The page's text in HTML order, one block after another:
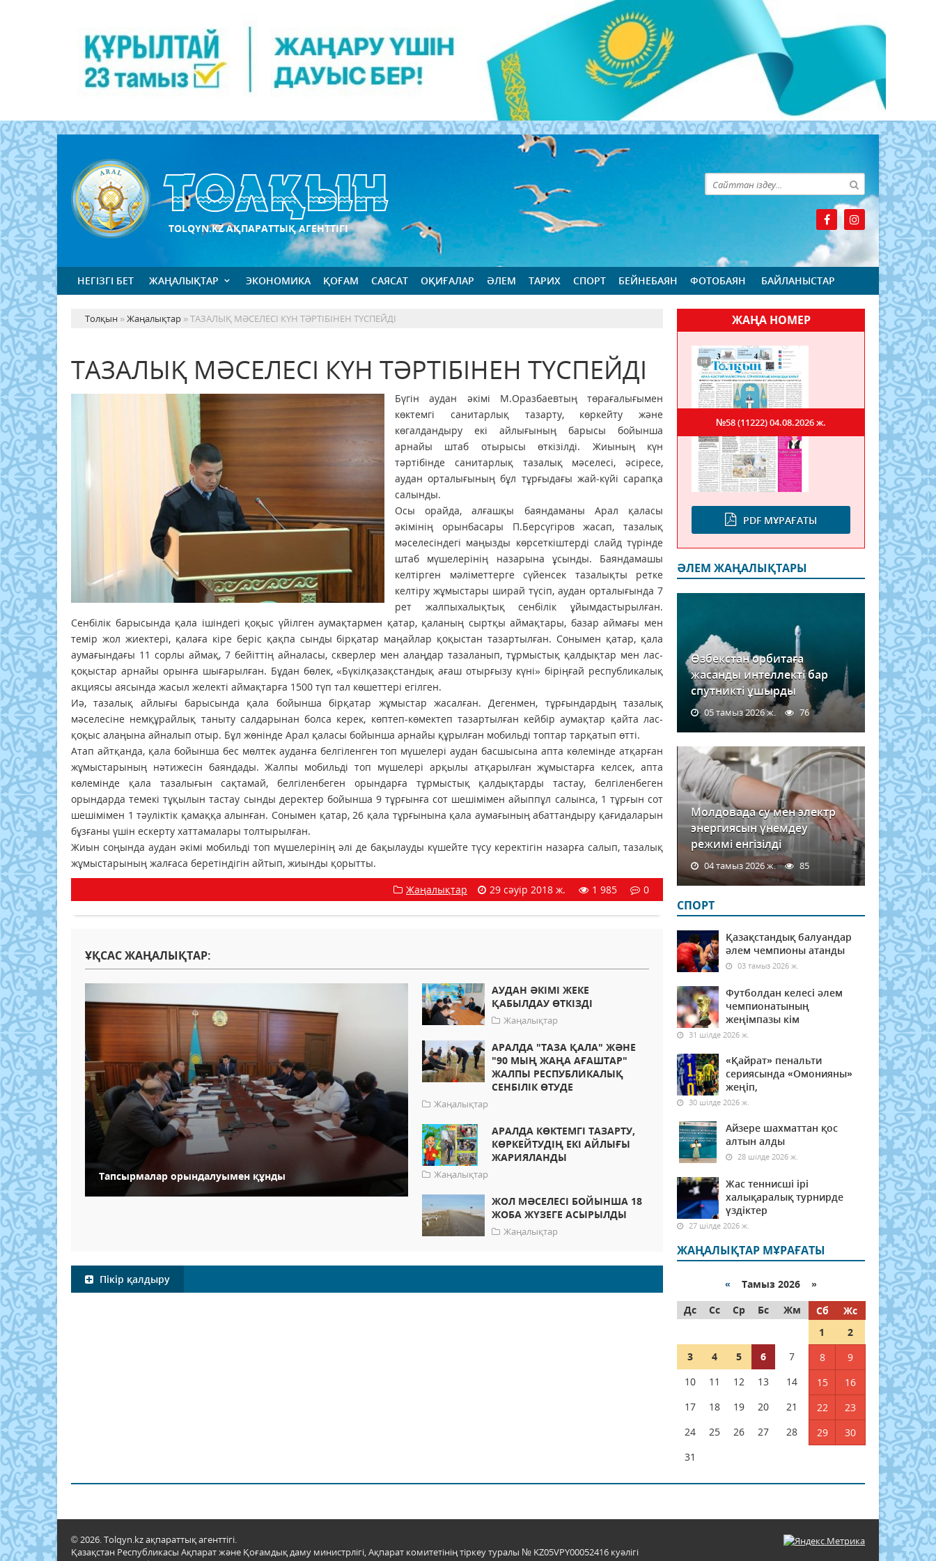
TOLQYN.KZ АҚПАРАТТЫҚ АГЕНТТІГІ
НЕГІЗГІ БЕТ ЖАҢАЛЫҚТАР ЭКОНОМИКА ҚОҒАМ САЯСАТ ОҚИҒАЛАР ӘЛЕМ ТАРИХ СПОРТ БЕЙНЕБАЯН ФОТОБАЯН БАЙЛАНЫСТАР
Толқын »Жаңалықтар » ТАЗАЛЫҚ МӘСЕЛЕСІ КҮН ТӘРТІБІНЕН ТҮСПЕЙДІ
ТАЗАЛЫҚ МӘСЕЛЕСІ КҮН ТӘРТІБІНЕН ТҮСПЕЙДІ
Бүгін аудан әкімі М.Оразбаевтың төрағалығымен
көктемгі санитарлық тазарту, көркейту және
көгалдандыру екі айлығының барысы бойынша
арнайы штаб отырысы өткізілді. Жиының күн
тәртібінде санитарлық тазалық мәселесі, әсіресе,
аудан орталығының бұл тұрғыдағы жай-күйі сарапқа
салынды.
Осы орайда, алғашқы баяндаманы Арал қаласы
әкімінің орынбасары П.Берсүгіров жасап, тазалық
мәселесіндегі маңызды көрсеткіштерді слайд түрінде
штаб мүшелерінің назарына ұсынды. Баяндамашы
келтірген мәліметтерге сүйенсек тазалықты ретке
келтіру жұмыстары ширай түсіп, аудан орталығында 7
рет жалпыхалықтық сенбілік ұйымдастырылған.
Сенбілік барысында қала ішіндегі қоқыс үйілген аумақтармен қатар, қаланың сыртқы аймақтары, базар аймағы мен
темір жол жиектері, қалаға кіре беріс қақпа сынды бірқатар маңайлар қоқыстан тазартылған. Сонымен қатар, қала
аумағындағы 11 сорлы аймақ, 7 бейіттің айналасы, скверлер мен алаңдар тазаланып, тұрмыстық қалдықтар мен лас-
қоқыстар арнайы орынға шығарылған. Бұдан бөлек, «Бүкілқазақстандық ағаш отырғызу күні» біріңғай республикалық
акциясы аясында жасыл желекті аймақтарға 1500 түп тал көшеттері егілген.
Иә, тазалық айлығы барысында қала бойынша бірқатар жұмыстар жасалған. Дегенмен, тұрғындардың тазалық
мәселесіне немқұрайлық таныту салдарынан болса керек, көптеп-көмектеп тазартылған кейбір аумақтар қайта лас-
қоқыс алаңына айналып отыр. Бұл жөнінде Арал қаласы бойынша арнайы құрылған мобильді топтар тарқатып өтті.
Атап айтқанда, қала бойынша бес мөлтек ауданға белгіленген топ мүшелері аудан басшысына апта көлемінде атқарған
жұмыстарының нәтижесін баяндады. Жалпы мобильді топ мүшелері арқылы атқарылған жұмыстарға келсек, апта
көлемінде қала тазалығын сақтамай, белгіленбеген орындарға тұрмыстық қалдықтарды тастау, белгіленбеген
орындарда темекі тұқылын тастау сынды деректер бойынша 9 тұрғынға сот шешімімен айыппұл салынса, 1 тұрғын сот
шешімімен 1 тәуліктік қамаққа алынған. Сонымен қатар, 26 қала тұрғынына қала аумағының абаттандыру қағидаларын
бұзғаны үшін ескерту хаттамалары толтырылған.
Жиын соңында аудан әкімі мобильді топ мүшелерінің әлі де бақылауды күшейте түсу керектігін назарға салып, тазалық
жұмыстарының жалғаса беретіндігін айтып, жиынды қорытты.
Жаңалықтар
29 сәуір 2018 ж. 1 985 0
ҰҚСАС ЖАҢАЛЫҚТАР:
Тапсырмалар орындалуымен құнды
АУДАН ӘКІМІ ЖЕКЕ
ҚАБЫЛДАУ ӨТКІЗДІ
Жаңалықтар
АРАЛДА "ТАЗА ҚАЛА" ЖӘНЕ
"90 МЫҢ ЖАҢА АҒАШТАР"
ЖАЛПЫ РЕСПУБЛИКАЛЫҚ
СЕНБІЛІК ӨТУДЕ
Жаңалықтар
АРАЛДА КӨКТЕМГІ ТАЗАРТУ,
КӨРКЕЙТУДІҢ ЕКІ АЙЛЫҒЫ
ЖАРИЯЛАНДЫ
Жаңалықтар
ЖОЛ МӘСЕЛЕСІ БОЙЫНША 18
ЖОБА ЖҮЗЕГЕ АСЫРЫЛДЫ
Жаңалықтар
Пікір қалдыру
ЖАҢА НОМЕР
PDF МҰРАҒАТЫ
№58 (11222)04.08.2026 ж.
ӘЛЕМ ЖАҢАЛЫҚТАРЫ
Өзбекстан орбитаға
жасанды интеллекті бар
спутникті ұшырды
05 тамыз 2026 ж. 76
Молдовада су мен электр
энергиясын үнемдеу
режимі енгізілді
04 тамыз 2026 ж. 85
СПОРТ
Қазақстандық балуандар
әлем чемпионы атанды
03 тамыз 2026 ж.
Футболдан келесі әлем
чемпионатының
жеңімпазы кім
31 шілде 2026 ж.
«Қайрат» пенальти
сериясында «Омонияны»
жеңіп,
30 шілде 2026 ж.
Айзере шахматтан қос
алтын алды
28 шілде 2026 ж.
Жас теннисші ірі
халықаралық турнирде
үздіктер
27 шілде 2026 ж.
ЖАҢАЛЫҚТАР МҰРАҒАТЫ
« Тамыз 2026 »
Дс
Сс Ср Бс Жм Сб
Жс
1
2
3
4 5 6 7 8
9
10
11 12 13 14 15
16
17
18 19 20 21 22
23
24
25 26 27 28 29
30
31
© 2026. Tolqyn.kz ақпараттық агенттігі.
Қазақстан Республикасы Ақпарат және Қоғамдық даму министрлігі, Ақпарат комитетінің тіркеу туралы № KZ05VPY00052416 куәлігі